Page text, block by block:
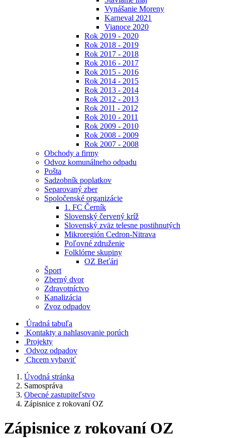
Vynášanie Moreny
Karneval 2021
Vianoce 2020
Rok 2019 - 2020
Rok 2018 - 2019
Rok 2017 - 2018
Rok 2016 - 2017
Rok 2015 - 2016
Rok 2014 - 2015
Rok 2013 - 2014
Rok 2012 - 2013
Rok 2011 - 2012
Rok 2010 - 2011
Rok 2009 - 2010
Rok 2008 - 2009
Rok 2007 - 2008
Obchody a firmy
Odvoz komunálneho odpadu
Pošta
Sadzobník poplatkov
Separovaný zber
Spoločenské organizácie
1. FC Černík
Slovenský červený kríž
Slovenský zväz telesne postihnutých
Mikroregión Cedron-Nitrava
Poľovné združenie
Folklórne skupiny
OZ Beťári
Šport
Zberný dvor
Zdravotníctvo
Kanalizácia
Zvoz odpadov
Úradná tabuľa
Kontakty a nahlasovanie porúch
Projekty
Odvoz odpadov
Chcem vybaviť
Úvodná stránka
Samospráva
Obecné zastupiteľstvo
Zápisnice z rokovaní OZ
Zápisnice z rokovaní OZ